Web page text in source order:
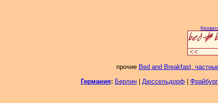
прочие Bed and Breakfast,
Германия: Берлин| Дюссельдорф| Фрайбург